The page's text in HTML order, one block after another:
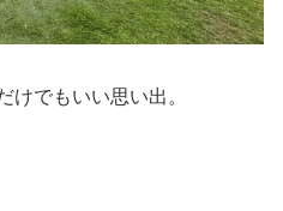
けでもいい思い出。